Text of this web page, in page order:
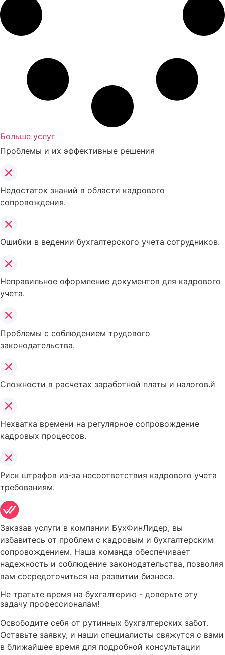
Больше услуг
Проблемы и их эффективные решения
Недостаток знаний в области кадрового
сопровождения.
Ошибки в ведении бухгалтерского учета сотрудников.
Неправильное оформление документов для кадрового
учета.
Проблемы с соблюдением трудового
законодательства.
Сложности в расчетах заработной платы и налогов.й
Нехватка времени на регулярное сопровождение
кадровых процессов.
Риск штрафов из-за несоответствия кадрового учета
требованиям.
Заказав услуги в компании БухФинЛидер, вы
избавитесь от проблем с кадровым и бухгалтерским
сопровождением. Наша команда обеспечивает
надежность и соблюдение законодательства, позволяя
вам сосредоточиться на развитии бизнеса.
Не тратьте время на бухгалтерию - доверьте эту
задачу профессионалам!
Освободите себя от рутинных бухгалтерских забот.
Оставьте заявку, и наши специалисты свяжутся с вами
в ближайшее время для подробной консультации